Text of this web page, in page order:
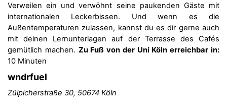
Verweilen ein und verwöhnt seine paukenden Gäste mit
internationalen Leckerbissen. Und wenn es die
Außentemperaturen zulassen, kannst du es dir gerne auch
mit deinen Lernunterlagen auf der Terrasse des Cafés
gemütlich machen. Zu Fuß von der Uni Köln erreichbar in:
10 Minuten
wndrfuel
Zülpicherstraße 30, 50674 Köln